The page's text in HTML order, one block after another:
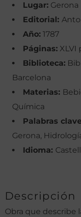
Lugar: Gerona
Editorial:
Año: 1787
Páginas: XLVI
Biblioteca:
Barcelona
Materias:
Química
Palabras
Gerona,
Idioma:
Descripción
Obra que describe